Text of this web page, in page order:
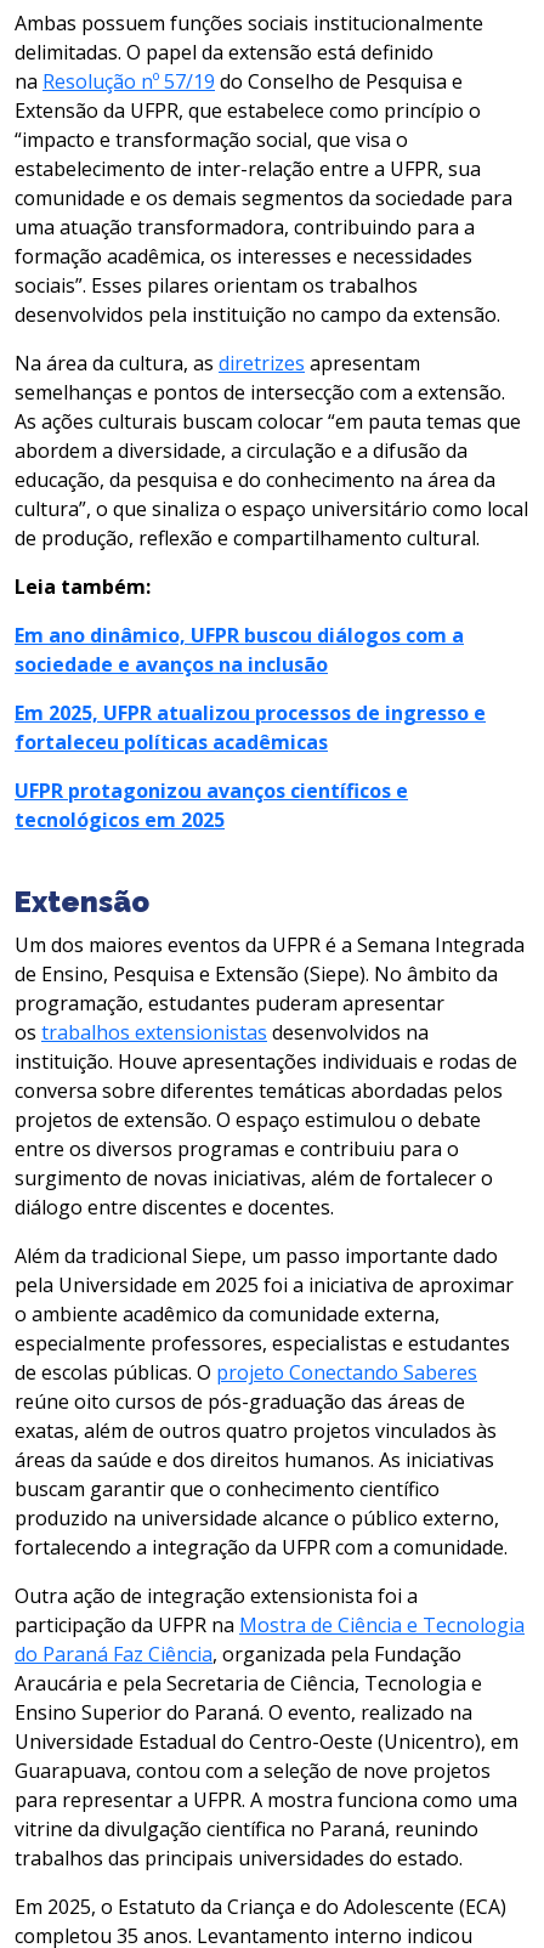
Ambas possuem funções sociais institucionalmente
delimitadas. O papel da extensão está definido
na Resolução nº 57/19 do Conselho de Pesquisa e
Extensão da UFPR, que estabelece como princípio o
“impacto e transformação social, que visa o
estabelecimento de inter-relação entre a UFPR, sua
comunidade e os demais segmentos da sociedade para
uma atuação transformadora, contribuindo para a
formação acadêmica, os interesses e necessidades
sociais”. Esses pilares orientam os trabalhos
desenvolvidos pela instituição no campo da extensão.
Na área da cultura, as diretrizes apresentam
semelhanças e pontos de intersecção com a extensão.
As ações culturais buscam colocar “em pauta temas que
abordem a diversidade, a circulação e a difusão da
educação, da pesquisa e do conhecimento na área da
cultura”, o que sinaliza o espaço universitário como local
de produção, reflexão e compartilhamento cultural.
Leia também:
Em ano dinâmico, UFPR buscou diálogos com a
sociedade e avanços na inclusão
Em 2025, UFPR atualizou processos de ingresso e
fortaleceu políticas acadêmicas
UFPR protagonizou avanços científicos e
tecnológicos em 2025
Extensão
Um dos maiores eventos da UFPR é a Semana Integrada
de Ensino, Pesquisa e Extensão (Siepe). No âmbito da
programação, estudantes puderam apresentar
os trabalhos extensionistas desenvolvidos na
instituição. Houve apresentações individuais e rodas de
conversa sobre diferentes temáticas abordadas pelos
projetos de extensão. O espaço estimulou o debate
entre os diversos programas e contribuiu para o
surgimento de novas iniciativas, além de fortalecer o
diálogo entre discentes e docentes.
Além da tradicional Siepe, um passo importante dado
pela Universidade em 2025 foi a iniciativa de aproximar
o ambiente acadêmico da comunidade externa,
especialmente professores, especialistas e estudantes
de escolas públicas. O projeto Conectando Saberes
reúne oito cursos de pós-graduação das áreas de
exatas, além de outros quatro projetos vinculados às
áreas da saúde e dos direitos humanos. As iniciativas
buscam garantir que o conhecimento científico
produzido na universidade alcance o público externo,
fortalecendo a integração da UFPR com a comunidade.
Outra ação de integração extensionista foi a
participação da UFPR na Mostra de Ciência e Tecnologia
do Paraná Faz Ciência, organizada pela Fundação
Araucária e pela Secretaria de Ciência, Tecnologia e
Ensino Superior do Paraná. O evento, realizado na
Universidade Estadual do Centro-Oeste (Unicentro), em
Guarapuava, contou com a seleção de nove projetos
para representar a UFPR. A mostra funciona como uma
vitrine da divulgação científica no Paraná, reunindo
trabalhos das principais universidades do estado.
Em 2025, o Estatuto da Criança e do Adolescente (ECA)
completou 35 anos. Levantamento interno indicou